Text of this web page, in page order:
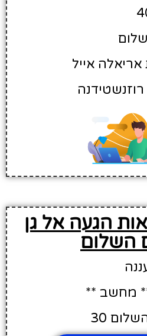
אייל
הגעה אל גן
השלום
מחשב **
30